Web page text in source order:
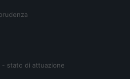
stato di attuazione